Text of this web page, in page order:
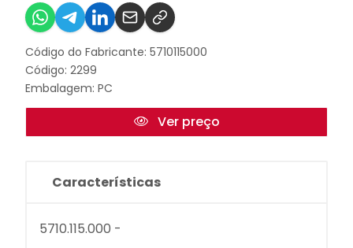
Código do Fabricante: 5710115000
Código: 2299
Embalagem: PC
Ver preço
Características
5710.115.000 -